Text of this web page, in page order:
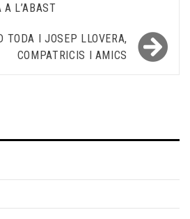
A L’ABAST
TODA I JOSEP LLOVERA,
COMPATRICIS I AMICS